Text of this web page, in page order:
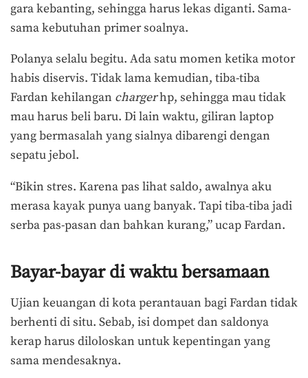
gara kebanting, sehingga harus lekas diganti. Sama-
sama kebutuhan primer soalnya.
Polanya selalu begitu. Ada satu momen ketika motor
habis diservis. Tidak lama kemudian, tiba-tiba
Fardan kehilangan chargerhp, sehingga mau tidak
mau harus beli baru. Di lain waktu, giliran laptop
yang bermasalah yang sialnya dibarengi dengan
sepatu jebol.
“Bikin stres. Karena pas lihat saldo, awalnya aku
merasa kayak punya uang banyak. Tapi tiba-tiba jadi
serba pas-pasan dan bahkan kurang,” ucap Fardan.
Bayar-bayar di waktu bersamaan
Ujian keuangan di kota perantauan bagi Fardan tidak
berhenti di situ. Sebab, isi dompet dan saldonya
kerap harus diloloskan untuk kepentingan yang
sama mendesaknya.